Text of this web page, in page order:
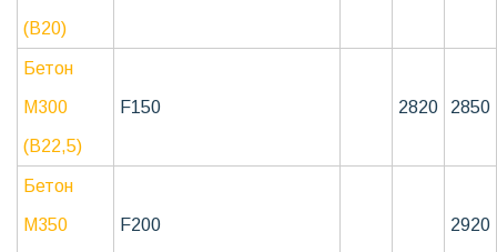
(В20)
Бетон
М300
(В22,5)
F150 2820 2850
Бетон
М350 F200 2920